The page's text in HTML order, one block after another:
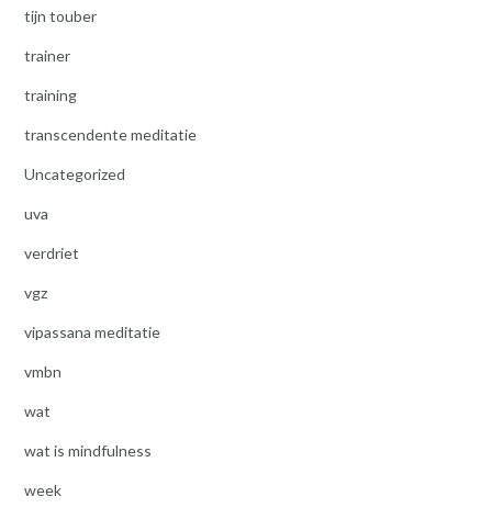
tijn touber
trainer
training
transcendente meditatie
Uncategorized
uva
verdriet
vgz
vipassana meditatie
vmbn
wat
wat is mindfulness
week